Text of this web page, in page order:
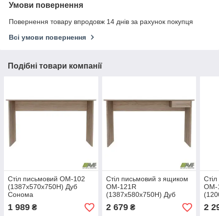
Умови повернення
Повернення товару впродовж 14 днів за рахунок покупця
Всі умови повернення
Подібні товари компанії
Стіл письмовий ОМ-102
(1387х570х750Н) Дуб
Сонома
1 989 ₴
Стіл письмовий з ящиком
ОМ-121R
(1387х580х750Н) Дуб
Сонома
2 679₴
ОМ-
2